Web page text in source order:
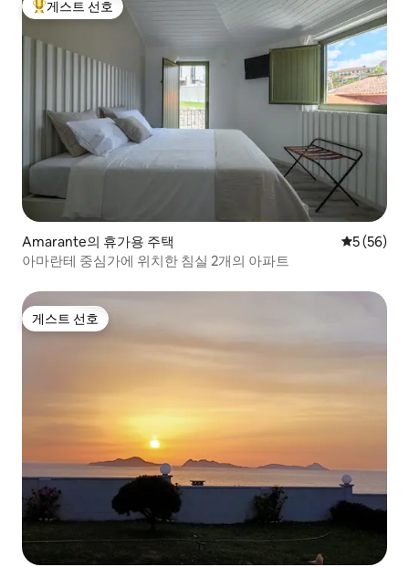
상위 게스트 선호
게스트 선호
Amarante의 휴가용 주택 평점 5점(5
5 (56)
아마란테 중심가에 위치한 침실 2개의 아파트
게스트 선호
게스트 선호